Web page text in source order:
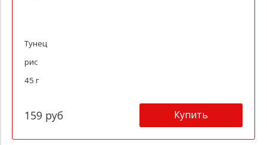
Тунец
рис
45 г
159 руб Купить